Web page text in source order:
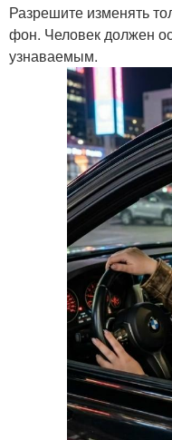
Разрешите изменять
фон. Человек должен
узнаваемым.